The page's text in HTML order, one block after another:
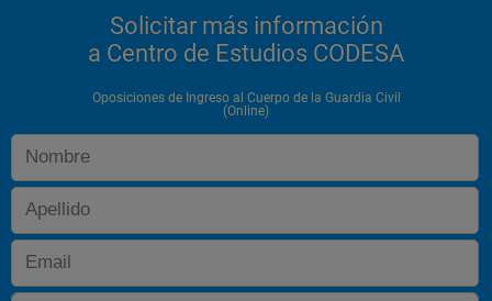
Solicitar más información
a Centro de Estudios CODESA
Oposiciones de Ingreso al Cuerpo de la Guardia Civil
(Online)